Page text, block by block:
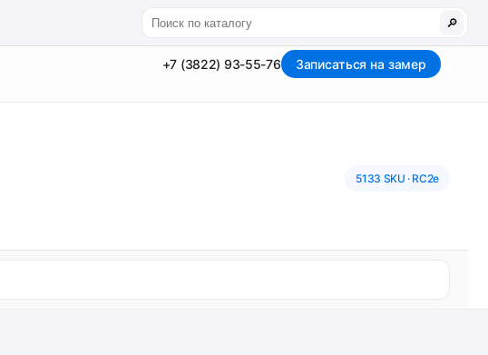
🔎
+7 (3822) 93-55-76 Записаться на замер
5133 SKU · RC2e